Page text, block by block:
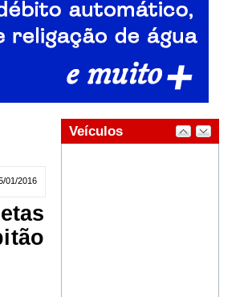
01/2016